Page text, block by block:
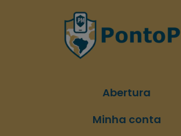
Abertura
Minha conta